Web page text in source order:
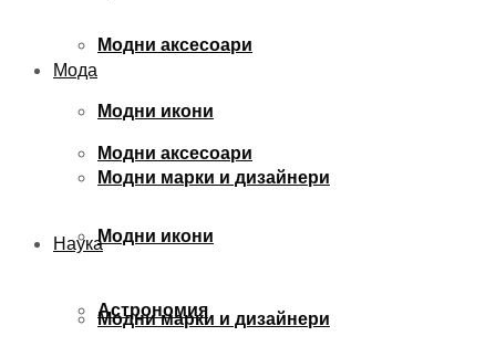
Мода
Модни аксесоари
Модни икони
Модни марки и дизайнери
Модни аксесоари
Модни икони
Модни марки и дизайнери
Наука
Астрономия